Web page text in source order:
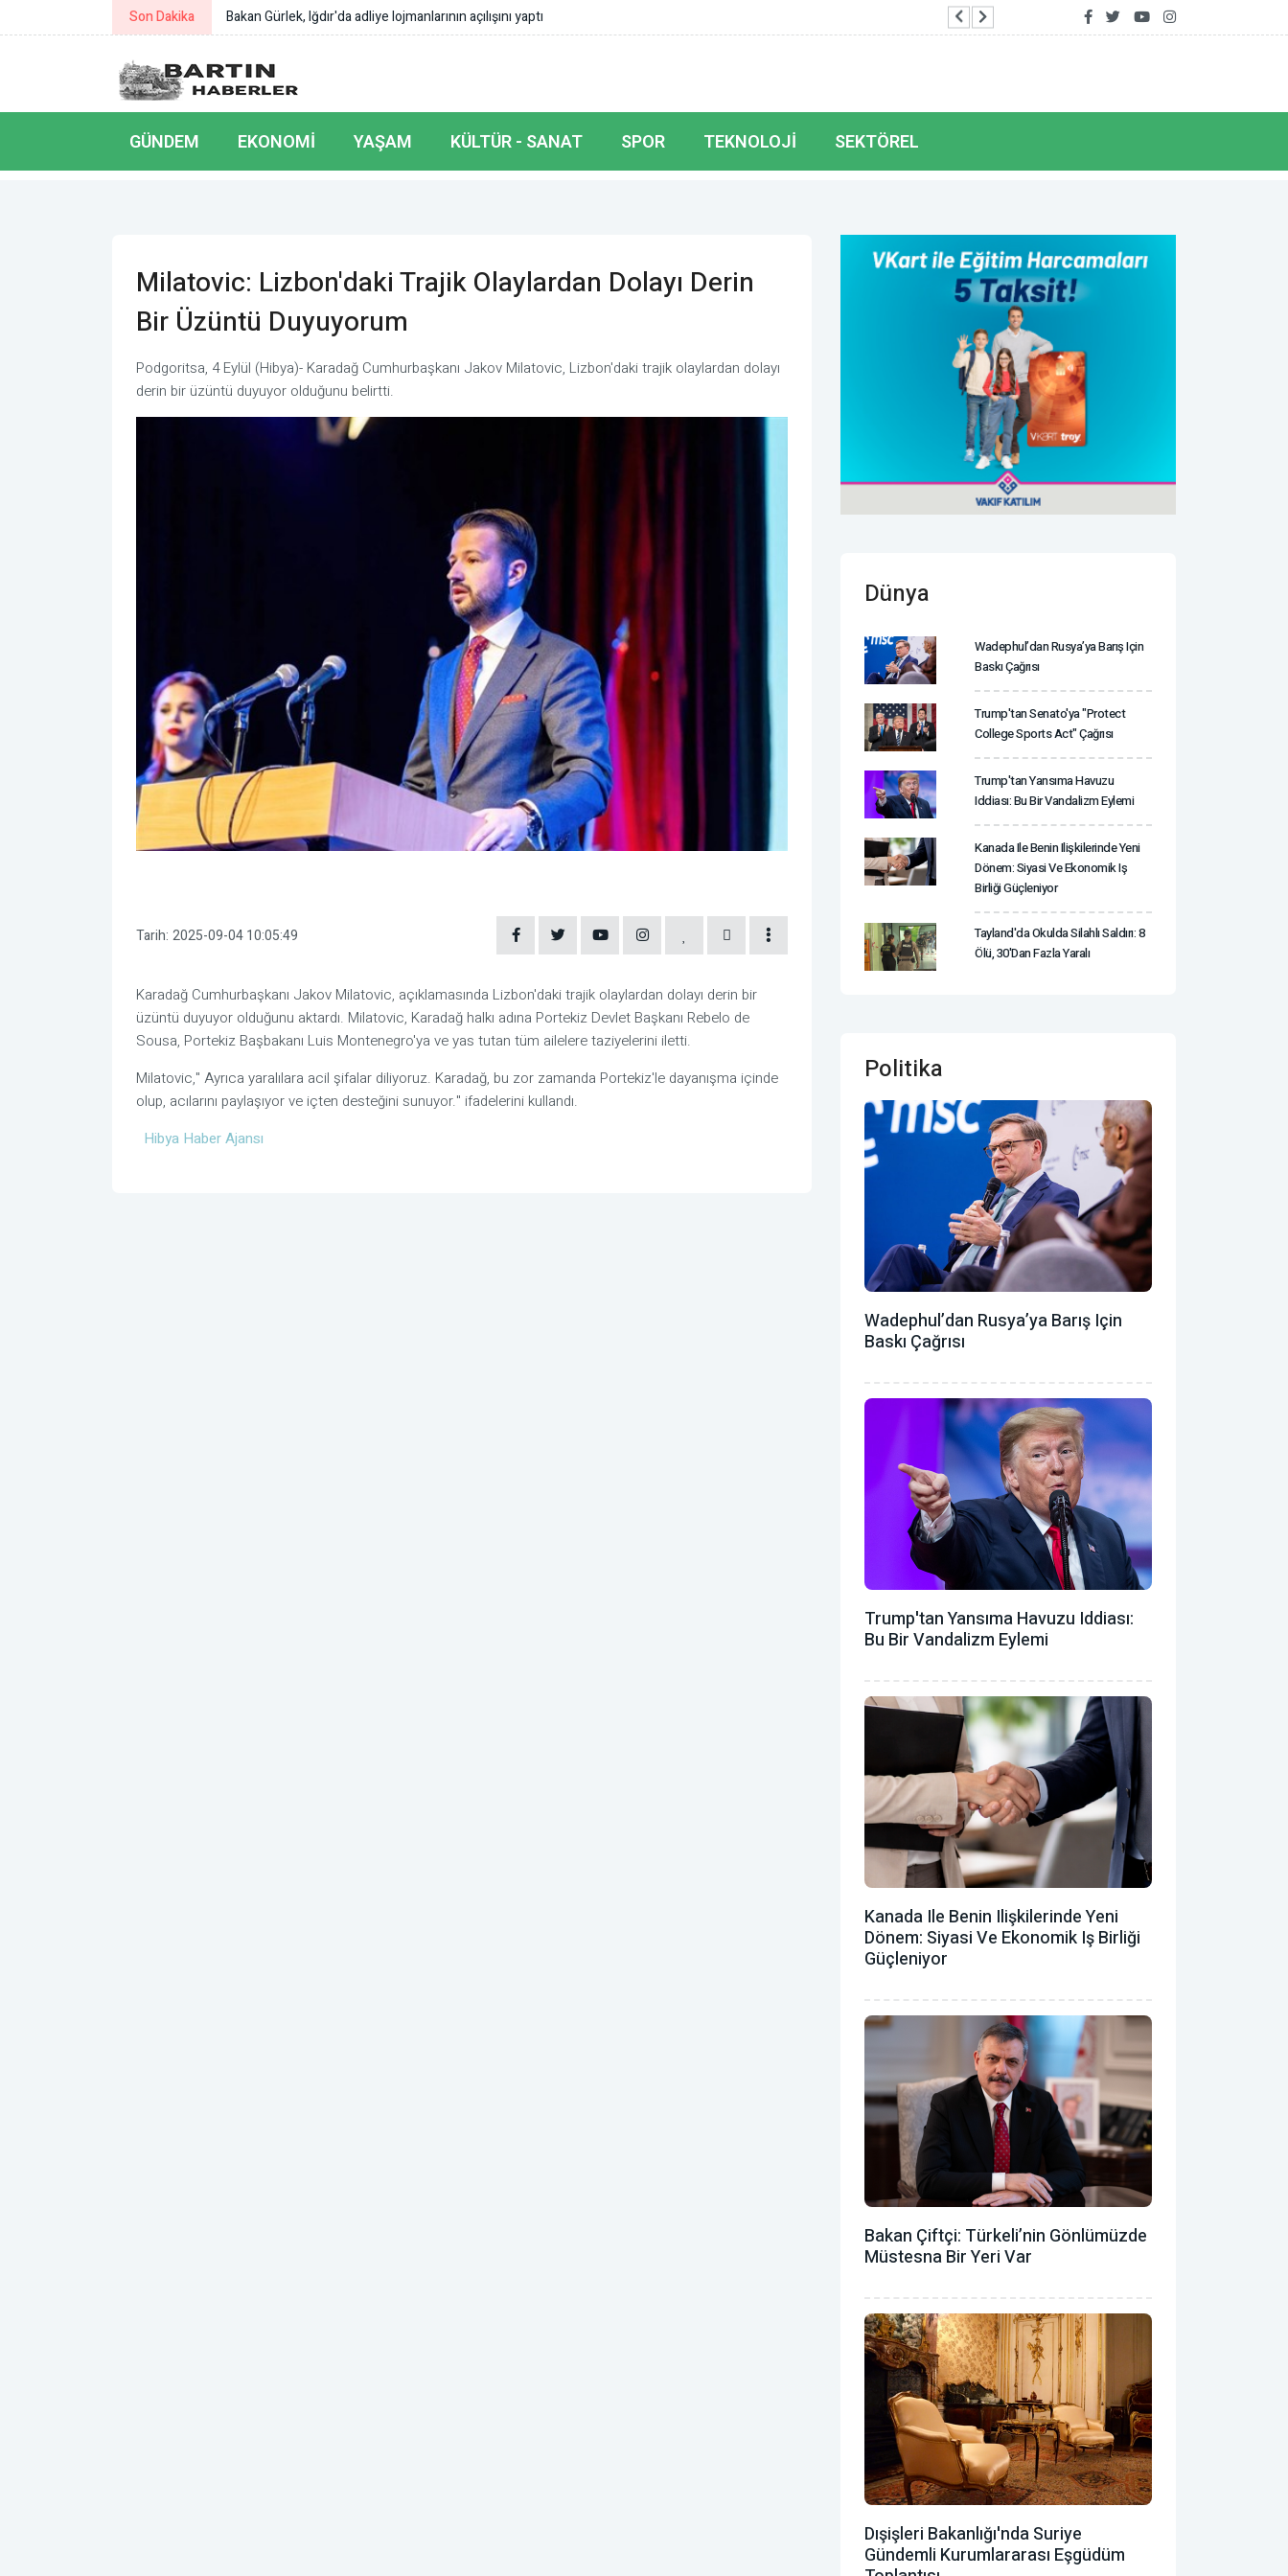
Son Dakika Bakan Çiftçi: Türkeli’nin gönlümüzde müstesna bir yeri var Bodrum Belediyesi'nin ilk emekli kafesi
GÜNDEM EKONOMI YAŞAM KÜLTÜR - SANAT SPOR TEKNOLOJI SEKTÖREL
Milatovic: Lizbon'daki Trajik Olaylardan Dolayı Derin
Bir Üzüntü Duyuyorum
Podgoritsa, 4 Eylül (Hibya)- Karadağ Cumhurbaşkanı Jakov Milatovic, Lizbon'daki trajik olaylardan dolayı
derin bir üzüntü duyuyor olduğunu belirtti.
Tarih: 2025-09-04 10:05:49
Karadağ Cumhurbaşkanı Jakov Milatovic, açıklamasında Lizbon'daki trajik olaylardan dolayı derin bir
üzüntü duyuyor olduğunu aktardı. Milatovic, Karadağ halkı adına Portekiz Devlet Başkanı Rebelo de
Sousa, Portekiz Başbakanı Luis Montenegro'ya ve yas tutan tüm ailelere taziyelerini iletti.
Milatovic," Ayrıca yaralılara acil şifalar diliyoruz. Karadağ, bu zor zamanda Portekiz'le dayanışma içinde
olup, acılarını paylaşıyor ve içten desteğini sunuyor." ifadelerini kullandı.
Hibya Haber Ajansı
Dünya
Wadephul’dan Rusya’ya Barış Için
Baskı Çağrısı
Trump'tan Senato'ya "Protect
College Sports Act" Çağrısı
Trump'tan Yansıma Havuzu
Iddiası: Bu Bir Vandalizm Eylemi
Kanada Ile Benin Ilişkilerinde Yeni
Dönem: Siyasi Ve Ekonomik Iş
Birliği Güçleniyor
Tayland'da Okulda Silahlı Saldırı: 8
Ölü, 30'dan Fazla Yaralı
Politika
Wadephul’dan Rusya’ya Barış Için
Baskı Çağrısı
Trump'tan Yansıma Havuzu Iddiası:
Bu Bir Vandalizm Eylemi
Kanada Ile Benin Ilişkilerinde Yeni
Dönem: Siyasi Ve Ekonomik Iş Birliği
Güçleniyor
Bakan Çiftçi: Türkeli’nin Gönlümüzde
Müstesna Bir Yeri Var
Dışişleri Bakanlığı'nda Suriye
Gündemli Kurumlararası Eşgüdüm